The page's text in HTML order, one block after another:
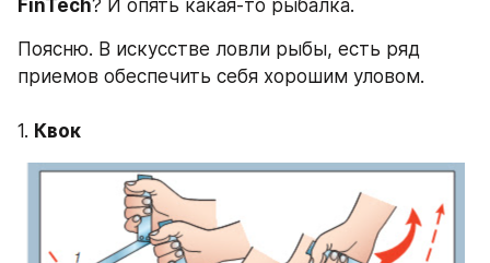
FinTech? И опять какая-то рыбалка.
Поясню. В искусстве ловли рыбы, есть ряд
приемов обеспечить себя хорошим уловом.
1. Квок